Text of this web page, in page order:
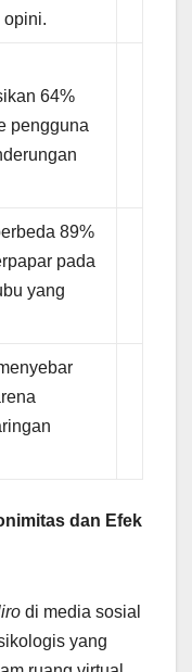
opini.
64%
pengguna
89%
pada
yang
dan Efek
di media sosial
yang